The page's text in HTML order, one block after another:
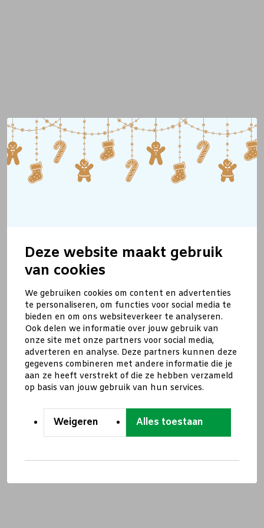
Deze website maakt gebruik
van cookies
We gebruiken cookies om content en advertenties
te personaliseren, om functies voor social media te
bieden en om ons websiteverkeer te analyseren.
Ook delen we informatie over jouw gebruik van
onze site met onze partners voor social media,
adverteren en analyse. Deze partners kunnen deze
gegevens combineren met andere informatie die je
aan ze heeft verstrekt of die ze hebben verzameld
op basis van jouw gebruik van hun services.
Weigeren Alles toestaan